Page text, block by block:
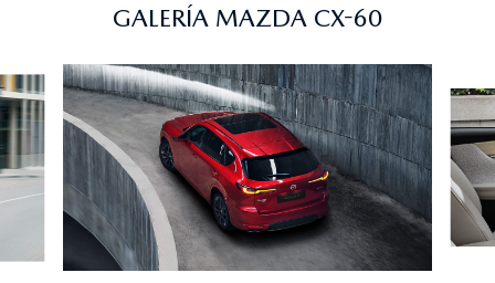
GALERÍA MAZDA CX-60